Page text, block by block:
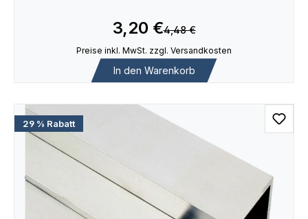
3,20 €4,48 €
Preise inkl. MwSt. zzgl. Versandkosten
In den Warenkorb
29 % Rabatt